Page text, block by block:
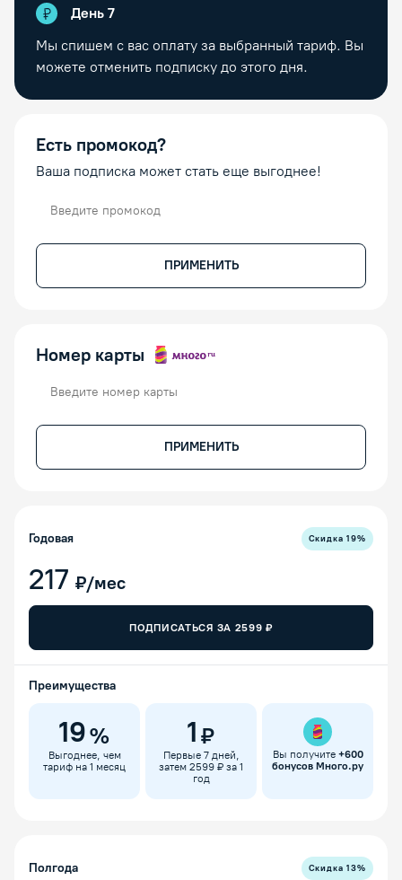
День 7
Мы спишем с вас оплату за выбранный тариф. Вы
можете отменить подписку до этого дня.
Есть промокод?
Ваша подписка может стать еще выгоднее!
ПРИМЕНИТЬ
Номер карты
ПРИМЕНИТЬ
Годовая Скидка19%
217 ₽/мес
ПОДПИСАТЬСЯ ЗА 2599 ₽
Преимущества
19%
Выгоднее, чем
тариф на 1 месяц
1 ₽
Первые 7 дней,
затем 2599 ₽ за 1
год
Вы получите +600
бонусов Много.ру
Полгода Скидка13%